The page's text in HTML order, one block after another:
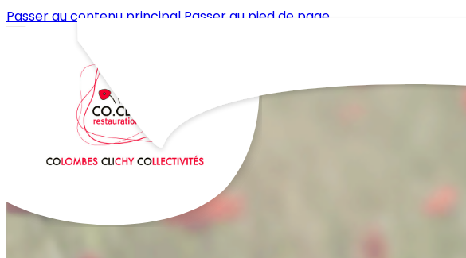
Passer au contenu principal Passer au pied de page